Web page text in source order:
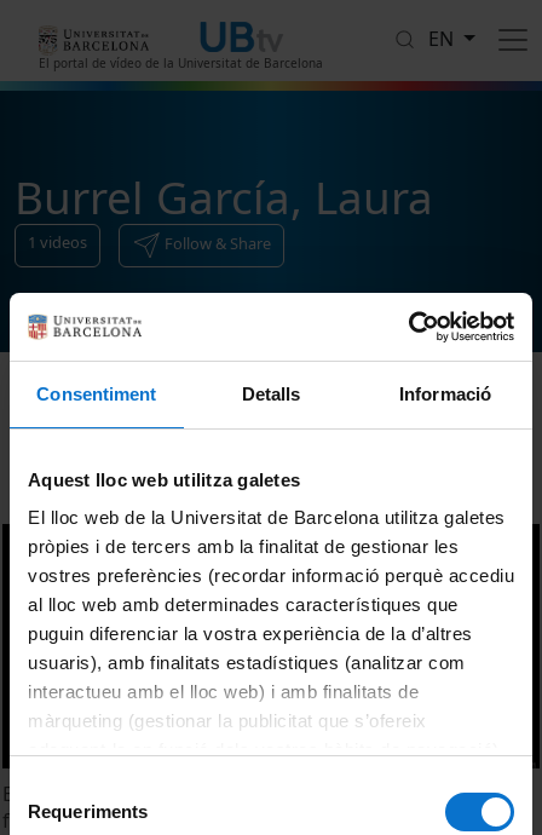
Consentiment Detalls Informació
Aquest lloc web utilitza galetes
El lloc web de la Universitat de Barcelona utilitza galetes
pròpies i de tercers amb la finalitat de gestionar les
vostres preferències (recordar informació perquè accediu
al lloc web amb determinades característiques que
puguin diferenciar la vostra experiència de la d’altres
usuaris), amb finalitats estadístiques (analitzar com
interactueu amb el lloc web) i amb finalitats de
màrqueting (gestionar la publicitat que s’ofereix
consultar laPolítica de galetes del lloc web de la
Selecció
de Requeriments
El portal de vídeo de la Universitat de Barcelona
EN
Burrel García, Laura
1 videos Follow & Share
Sort
Exploring the role of Salt Tectonics in the South Pyrenean
fold-and-thrust belt